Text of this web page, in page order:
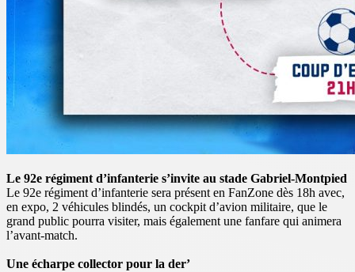
Le 92e régiment d’infanterie s’invite au stade Gabriel-Montpied
Le 92e régiment d’infanterie sera présent en FanZone dès 18h avec,
en expo, 2 véhicules blindés, un cockpit d’avion militaire, que le
grand public pourra visiter, mais également une fanfare qui animera
l’avant-match.
Une écharpe collector pour la der’